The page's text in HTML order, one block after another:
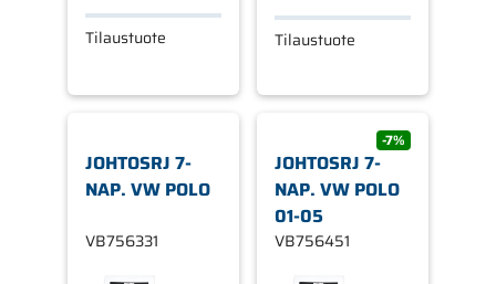
Tilaustuote Tilaustuote
JOHTOSRJ 7-
NAP. VW POLO
VB756331
-7%
JOHTOSRJ 7-
NAP. VW POLO
01-05
VB756451